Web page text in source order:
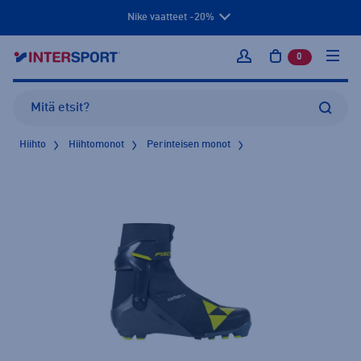
Nike vaatteet -20%
Kirjaudu sisään
0 tuotetta
Hiihto Hiihtomonot Perinteisen monot